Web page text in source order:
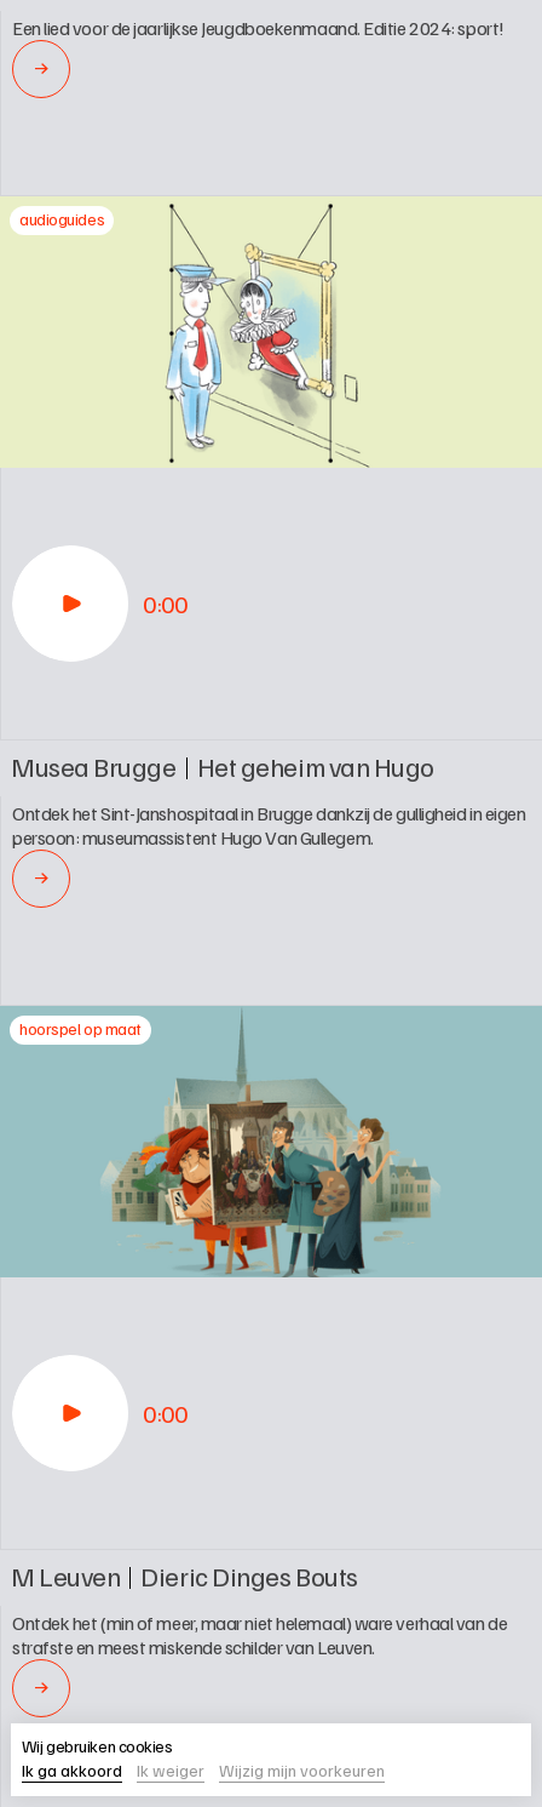
Wij gebruiken cookies
Ik ga akkoord
Ik weiger Wijzig mijn voorkeuren
Een lied voor de jaarlijkse Jeugdboekenmaand. Editie 2024: sport!
→
0:00
audioguides
Musea Brugge Het geheim van Hugo
Ontdek het Sint-Janshospitaal in Brugge dankzij de gulligheid in eigen
persoon: museumassistent Hugo Van Gullegem.
→
0:00
hoorspel op maat
M Leuven Dieric Dinges Bouts
Ontdek het (min of meer, maar niet helemaal) ware verhaal van de
strafste en meest miskende schilder van Leuven.
→